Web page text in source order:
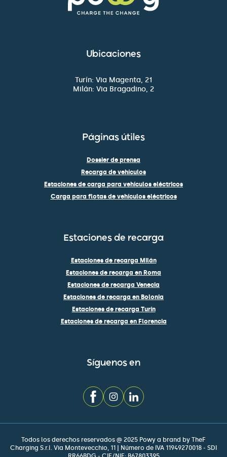
Ubicaciones
Turín: Via Magenta, 21
Milán: Via Bragadino, 2
Páginas útiles
Dossier de prensa
Recarga de vehículos
Estaciones de carga para vehículos eléctricos
Carga para flotas de vehículos eléctricos
Estaciones de recarga
Estaciones de recarga Milán
Estaciones de recarga en Roma
Estaciones de recarga Venecia
Estaciones de recarga en Bolonia
Estaciones de recarga Turín
Estaciones de recarga en Florencia
Síguenos en
Todos los derechos reservados @ 2025 Powy a brand by TheF
Charging S.r.l. Via Montevecchio, 11 | Número de IVA 11949270018 - SDI